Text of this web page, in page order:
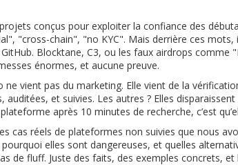
conçus pour exploiter la confiance des
"cross-chain", "no KYC". Mais derrière ces mots,
Blocktane, C3, ou les faux airdrops
énormes, et aucune preuve.
ne vient pas du marketing. Elle vient de la
et suivies. Les autres ? Elles
après 10 minutes de recherche, c’est
cas réels de plateformes non suivies que nous
elles sont dangereuses, et quelles
de fluff. Juste des faits, des exemples concrets,